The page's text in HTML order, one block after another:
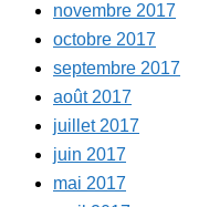
novembre 2017
octobre 2017
septembre 2017
août 2017
juillet 2017
juin 2017
mai 2017